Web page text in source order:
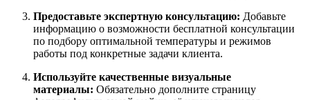
Предоставьте экспертную консультацию: Добавьте
информацию о возможности бесплатной консультации
по подбору оптимальной температуры и режимов
работы под конкретные задачи клиента.
Используйте качественные визуальные
материалы: Обязательно дополните страницу